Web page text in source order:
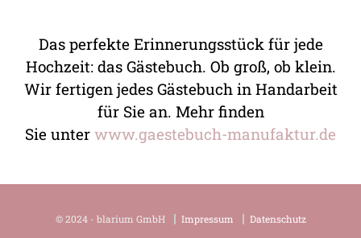
Das perfekte Erinnerungsstück für jede
Hochzeit: das Gästebuch. Ob groß, ob klein.
Wir fertigen jedes Gästebuch in Handarbeit
für Sie an. Mehr finden
Sie unter www.gaestebuch-manufaktur.de
© 2024 - blarium GmbH Impressum Datenschutz